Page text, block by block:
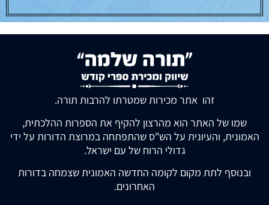
זהו אתר מכירות שמטרתו להרבות תורה.
שמו של האתר הוא מהרצון להקיף את הספרות ההלכתית,
האמונית, והעיונית על הש"ס שהתפתחה במרוצת הדורות על ידי
גדולי הרוח של עם ישראל.
ובנוסף לתת מקום לקומה החדשה האמונית שצמחה בדורות
האחרונים.